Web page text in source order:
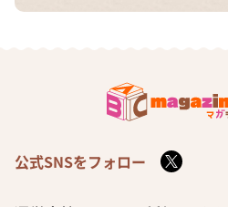
公式SNSをフォロー